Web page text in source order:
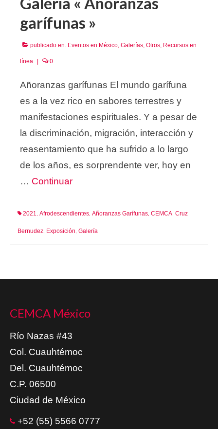
garífunas »
publicado en: Eventos en México, Galerías, Otros, Recursos en
línea 0
Añoranzas garífunas El mundo garífuna
es a la vez rico en sabores terrestres y
manifestaciones espirituales. Y a pesar de
la discriminación, migración, interacción y
reasentamiento que ha sufrido a lo largo
de los años, es sorprendente ver, hoy en
… Continuar
2021, Afrodescendientes, Añoranzas Garífunas, CEMCA, Cruz
Bernudez, Exposición, Galería
CEMCA México
Río Nazas #43
Col. Cuauhtémoc
Del. Cuauhtémoc
C.P. 06500
Ciudad de México
+52 (55) 5566 0777